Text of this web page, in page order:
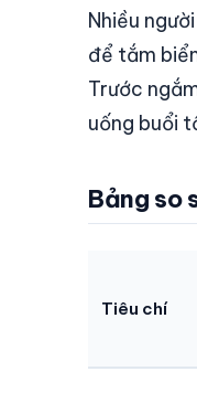
Nhiều
để tắm
Trước
uống buổi
Bảng so
Tiêu chí